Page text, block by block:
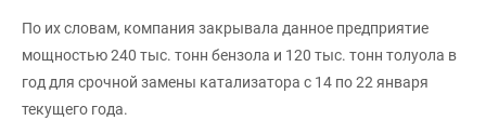
По их словам, компания закрывала данное предприятие
мощностью 240 тыс. тонн бензола и 120 тыс. тонн толуола в
год для срочной замены катализатора с 14 по 22 января
текущего года.